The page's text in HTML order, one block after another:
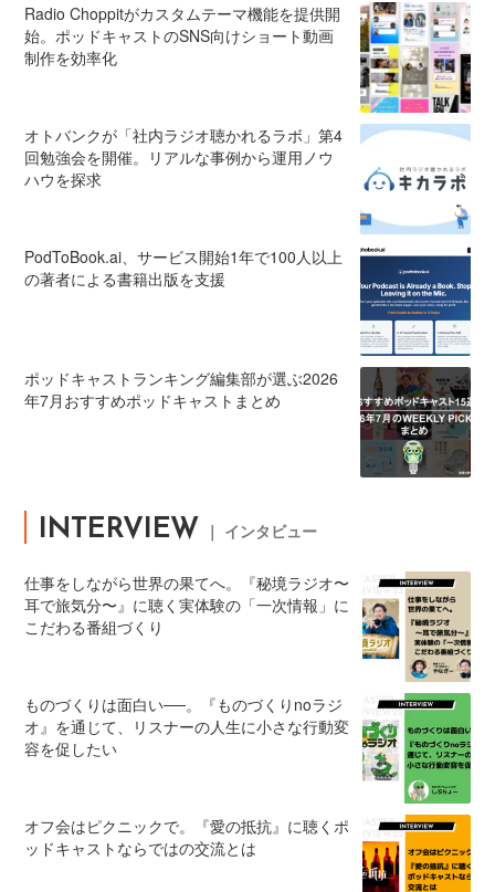
Radio Choppitがカスタムテーマ機能を提供開
始。ポッドキャストのSNS向けショート動画
制作を効率化
オトバンクが「社内ラジオ聴かれるラボ」第4
回勉強会を開催。リアルな事例から運用ノウ
ハウを探求
PodToBook.ai、サービス開始1年で100人以上
の著者による書籍出版を支援
ポッドキャストランキング編集部が選ぶ2026
年7月おすすめポッドキャストまとめ
INTERVIEW ｜ インタビュー
仕事をしながら世界の果てへ。『秘境ラジオ〜
耳で旅気分〜』に聴く実体験の「一次情報」に
こだわる番組づくり
ものづくりは面白い──。『ものづくりnoラジ
オ』を通じて、リスナーの人生に小さな行動変
容を促したい
オフ会はピクニックで。『愛の抵抗』に聴くポ
ッドキャストならではの交流とは